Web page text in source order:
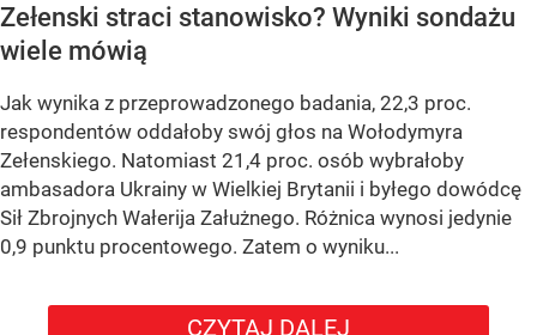
Zełenski straci stanowisko? Wyniki sondażu
wiele mówią
Jak wynika z przeprowadzonego badania, 22,3 proc.
respondentów oddałoby swój głos na Wołodymyra
Zełenskiego. Natomiast 21,4 proc. osób wybrałoby
ambasadora Ukrainy w Wielkiej Brytanii i byłego dowódcę
Sił Zbrojnych Wałerija Załużnego. Różnica wynosi jedynie
0,9 punktu procentowego. Zatem o wyniku...
CZYTAJ DALEJ